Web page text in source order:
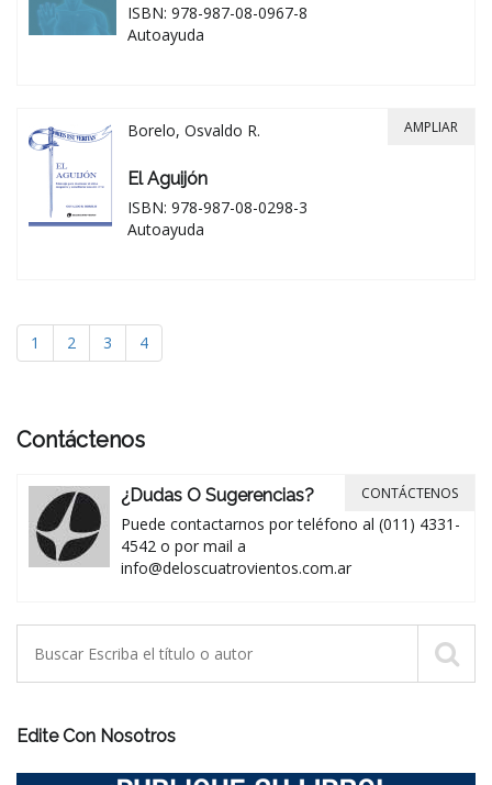
ISBN: 978-987-08-0967-8
Autoayuda
Borelo, Osvaldo R.
El Aguijón
ISBN: 978-987-08-0298-3
Autoayuda
AMPLIAR
1 2 3 4
Contáctenos
¿Dudas O Sugerencias?
Puede contactarnos por teléfono al (011) 4331-
4542 o por mail a
info@deloscuatrovientos.com.ar
CONTÁCTENOS
Edite Con Nosotros